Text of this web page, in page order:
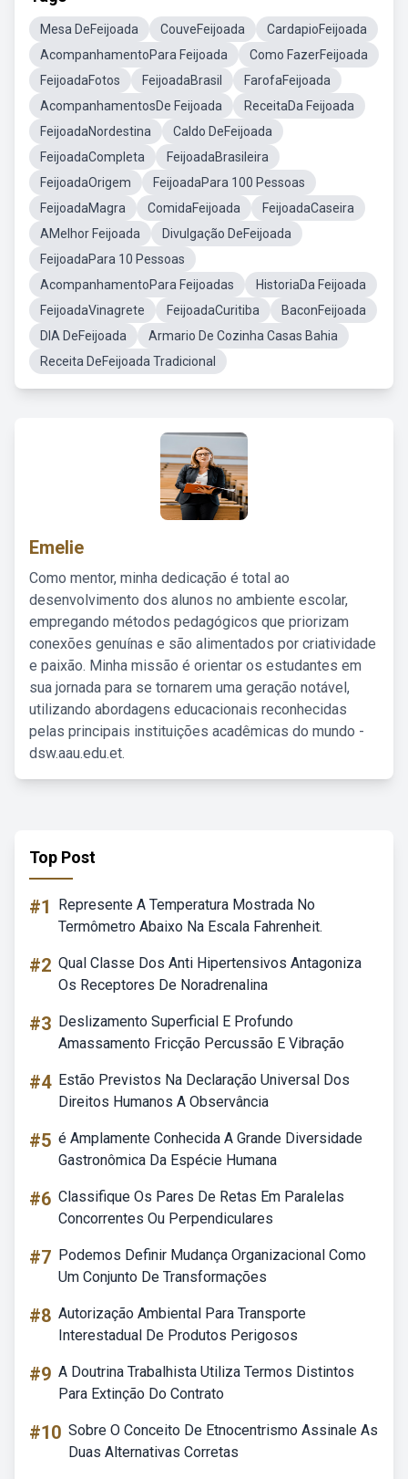
Mesa DeFeijoada CouveFeijoada
CardapioFeijoada
AcompanhamentoPara Feijoada
Como FazerFeijoada
FeijoadaFotos
FeijoadaBrasil
FarofaFeijoada
AcompanhamentosDe Feijoada
ReceitaDa Feijoada
FeijoadaNordestina
Caldo DeFeijoada
FeijoadaCompleta
FeijoadaBrasileira
FeijoadaOrigem
FeijoadaPara 100 Pessoas
FeijoadaMagra
ComidaFeijoada
FeijoadaCaseira
AMelhor Feijoada
Divulgação DeFeijoada
FeijoadaPara 10 Pessoas
AcompanhamentoPara Feijoadas
HistoriaDa Feijoada
FeijoadaVinagrete
FeijoadaCuritiba
BaconFeijoada
DIA DeFeijoada
Armario De Cozinha Casas Bahia
Receita DeFeijoada Tradicional
Emelie
Como mentor, minha dedicação é total ao
desenvolvimento dos alunos no ambiente escolar,
empregando métodos pedagógicos que priorizam
conexões genuínas e são alimentados por criatividade
e paixão. Minha missão é orientar os estudantes em
sua jornada para se tornarem uma geração notável,
utilizando abordagens educacionais reconhecidas
pelas principais instituições acadêmicas do mundo -
dsw.aau.edu.et.
Top Post
#1
Represente A Temperatura Mostrada No
Termômetro Abaixo Na Escala Fahrenheit.
#2 Qual Classe Dos Anti Hipertensivos Antagoniza
Os Receptores De Noradrenalina
#3 Deslizamento Superficial E Profundo
Amassamento Fricção Percussão E Vibração
#4 Estão Previstos Na Declaração Universal Dos
Direitos Humanos A Observância
#5 é Amplamente Conhecida A Grande Diversidade
Gastronômica Da Espécie Humana
#6 Classifique Os Pares De Retas Em Paralelas
Concorrentes Ou Perpendiculares
#7 Podemos Definir Mudança Organizacional Como
Um Conjunto De Transformações
#8 Autorização Ambiental Para Transporte
Interestadual De Produtos Perigosos
#9 A Doutrina Trabalhista Utiliza Termos Distintos
Para Extinção Do Contrato
#10 Sobre O Conceito De Etnocentrismo Assinale As
Duas Alternativas Corretas